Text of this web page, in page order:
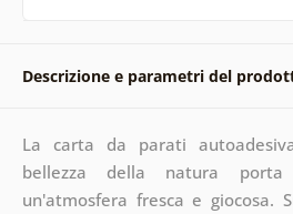
Descrizione e parametri del
La carta da parati
bellezza della natura
un'atmosfera fresca e giocosa.